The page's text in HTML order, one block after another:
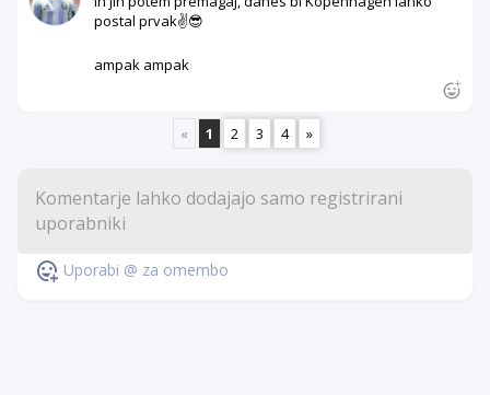
postal prvak✌️😎
ampak ampak
« 1 2 3 4 »
Uporabi @ za omembo